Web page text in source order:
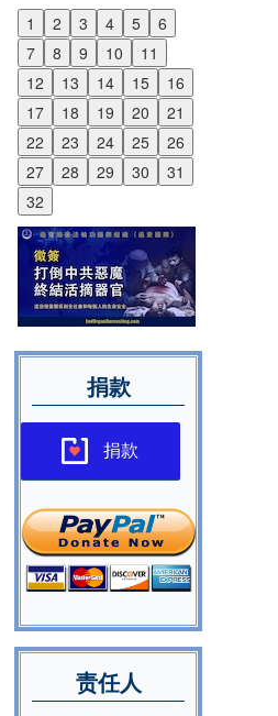
1 2 3 4 5
6
7
8 9 10
11
12
13 14 15
16
17
18 19 20
21
22
23 24 25
26
27
28 29 30
31
32
Previous
Next
捐款
捐款
责任人